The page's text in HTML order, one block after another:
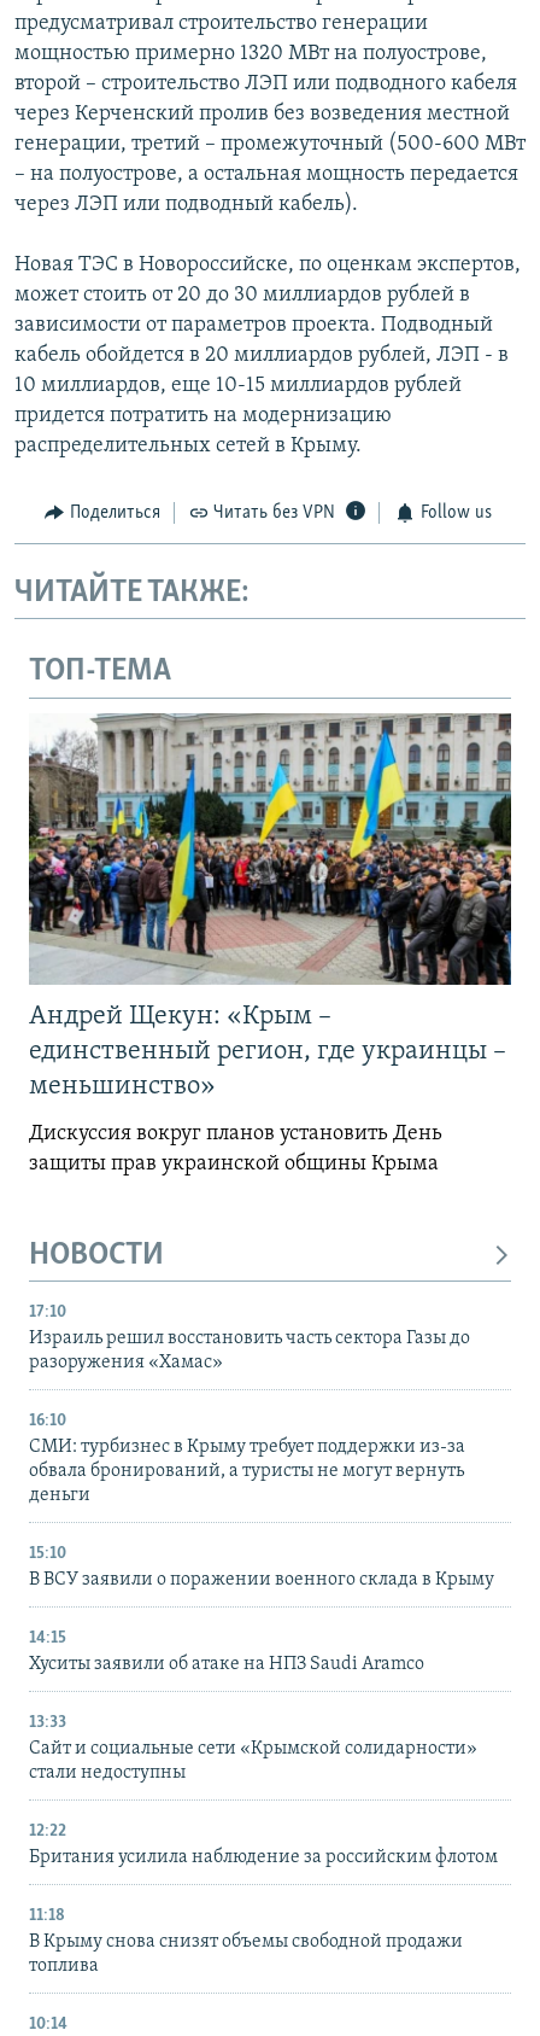
предусматривал строительство генерации
мощностью примерно 1320 МВт на полуострове,
второй – строительство ЛЭП или подводного кабеля
через Керченский пролив без возведения местной
генерации, третий – промежуточный (500-600 МВт
– на полуострове, а остальная мощность передается
через ЛЭП или подводный кабель).
Новая ТЭС в Новороссийске, по оценкам экспертов,
может стоить от 20 до 30 миллиардов рублей в
зависимости от параметров проекта. Подводный
кабель обойдется в 20 миллиардов рублей, ЛЭП - в
10 миллиардов, еще 10-15 миллиардов рублей
придется потратить на модернизацию
распределительных сетей в Крыму.
Поделиться Читать без VPN Follow us
ЧИТАЙТЕ ТАКЖЕ:
ТОП-ТЕМА
Андрей Щекун: «Крым –
единственный регион, где украинцы –
меньшинство»
Дискуссия вокруг планов установить День
защиты прав украинской общины Крыма
НОВОСТИ
17:10
Израиль решил восстановить часть сектора Газы до
разоружения «Хамас»
16:10
СМИ: турбизнес в Крыму требует поддержки из-за
обвала бронирований, а туристы не могут вернуть
деньги
15:10
В ВСУ заявили о поражении военного склада в Крыму
14:15
Хуситы заявили об атаке на НПЗ Saudi Aramco
13:33
Сайт и социальные сети «Крымской солидарности»
стали недоступны
12:22
Британия усилила наблюдение за российским флотом
11:18
В Крыму снова снизят объемы свободной продажи
топлива
10:14